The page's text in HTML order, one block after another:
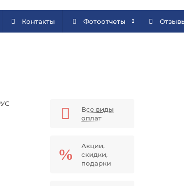
Контакты Фотоотчеты
Все виды
оплат
Акции,
скидки,
подарки